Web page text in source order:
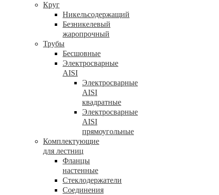
Круг
Никельсодержащий
Безникелевый
жаропрочный
Трубы
Бесшовные
Электросварные
AISI
Электросварные
AISI
квадратные
Электросварные
AISI
прямоугольные
Комплектующие
для лестниц
Фланцы
настенные
Стеклодержатели
Соединения